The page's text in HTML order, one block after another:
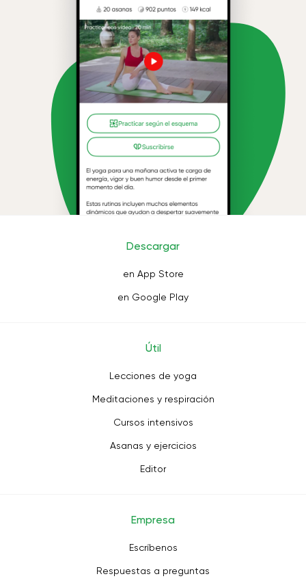
Descargar
en App Store
en Google Play
Útil
Lecciones de yoga
Meditaciones y respiración
Cursos intensivos
Asanas y ejercicios
Editor
Empresa
Escríbenos
Respuestas a preguntas